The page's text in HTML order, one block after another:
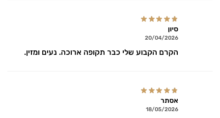
סיון
20/04/2026
הקרם הקבוע שלי כבר תקופה ארוכה. נעים ומזין.
אסתר
18/05/2026